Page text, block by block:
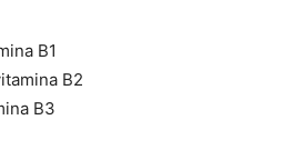
B1
B2
B3